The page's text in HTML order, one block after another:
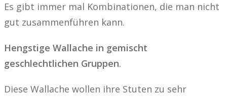
Es gibt immer mal Kombinationen, die man nicht
gut zusammenführen kann.
Hengstige Wallache in gemischt
geschlechtlichen Gruppen.
Diese Wallache wollen ihre Stuten zu sehr